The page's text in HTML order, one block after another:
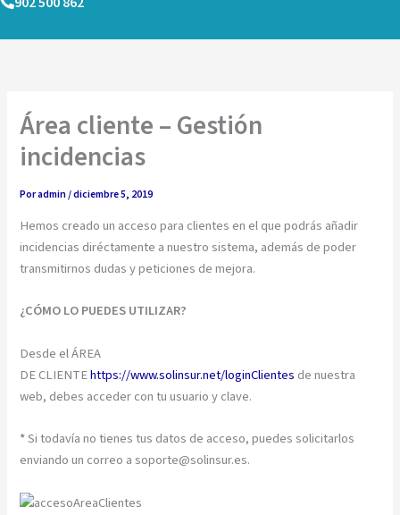
Ir
Área cliente – Gestión
incidencias
Poradmin/diciembre 5, 2019
Hemos creado un acceso para clientes en el que podrás añadir
incidencias diréctamente a nuestro sistema, además de poder
transmitirnos dudas y peticiones de mejora.
¿CÓMO LO PUEDES UTILIZAR?
Desde el ÁREA
DE CLIENTEhttps://www.solinsur.net/loginClientes de nuestra
web, debes acceder con tu usuario y clave.
*Si todavía no tienes tus datos de acceso, puedes solicitarlos
enviando un correo a soporte@solinsur.es.